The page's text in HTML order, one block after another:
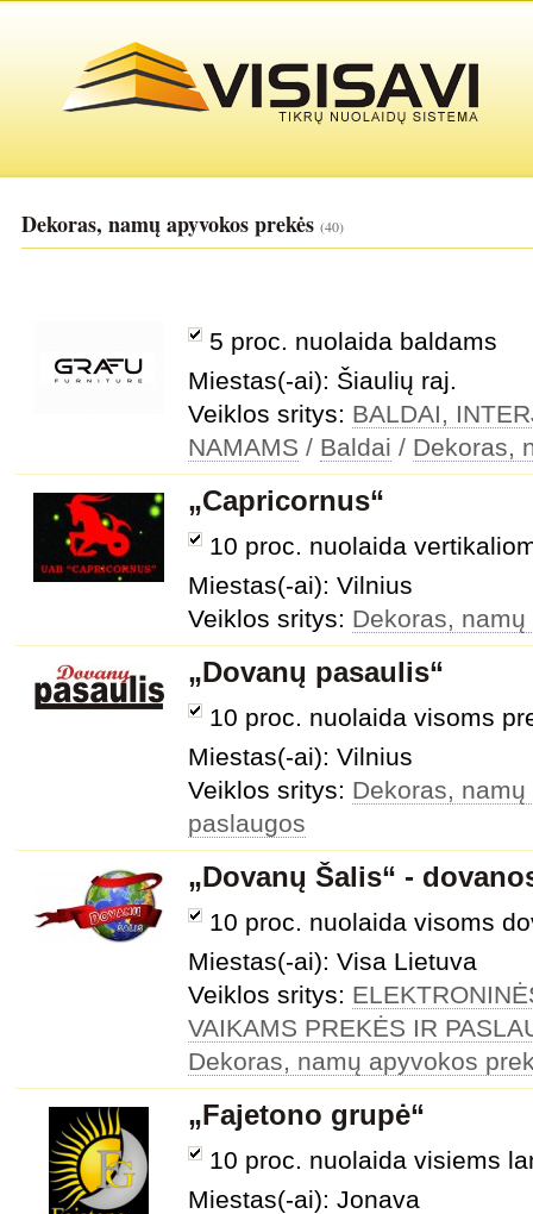
Dekoras, namų apyvokos prekės (40)
5 proc. nuolaida baldams
Miestas(-ai): Šiaulių raj.
Veiklos sritys: BALDAI,
NAMAMS / Baldai / Dekoras,
„Capricornus“
10 proc. nuolaida
Miestas(-ai): Vilnius
Veiklos sritys: Dekoras,
„Dovanų pasaulis“
10 proc. nuolaida visoms
Miestas(-ai): Vilnius
Veiklos sritys: Dekoras,
paslaugos
„Dovanų Šalis“ -
10 proc. nuolaida visoms
Miestas(-ai): Visa Lietuva
Veiklos sritys:
VAIKAMS PREKĖS IR
Dekoras, namų apyvokos
„Fajetono grupė“
10 proc. nuolaida visiems
Miestas(-ai): Jonava